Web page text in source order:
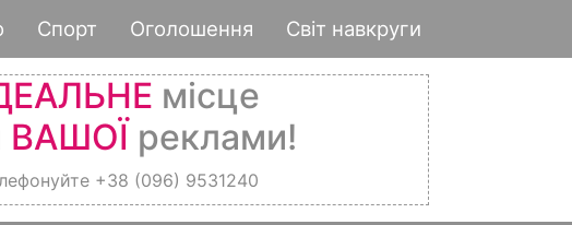
Спорт Оголошення Світ навкруги
місце
ВАШОЇ реклами!
+38 (096) 9531240